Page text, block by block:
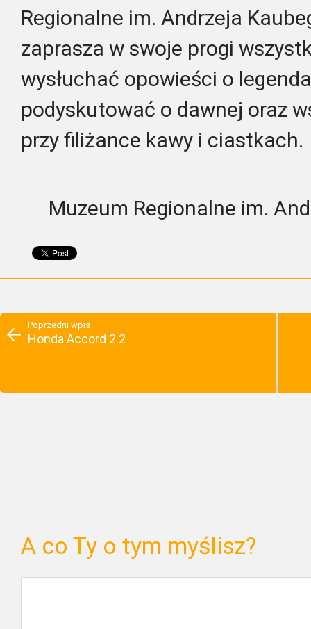
Regionalne im. Andrzeja
zaprasza w swoje progi
wysłuchać opowieści o
podyskutować o dawnej oraz
przy filiżance kawy i ciastkach.
Muzeum Regionalne im.
Poprzedni wpis
Honda Accord 2.2
A co Ty o tym myślisz?